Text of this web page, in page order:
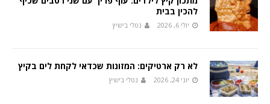
להכין בבית
יולי 6, 2026 נטלי בישיץ
לא רק ארטיקים: המזונות שכדאי לקחת לים בקיץ
יוני 24, 2026 נטלי בישיץ